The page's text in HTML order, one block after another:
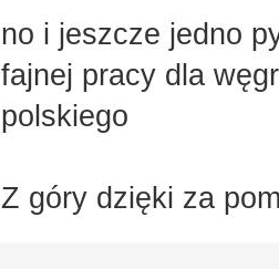
no i jeszcze jedno
fajnej pracy dla
polskiego
Z góry dzięki za